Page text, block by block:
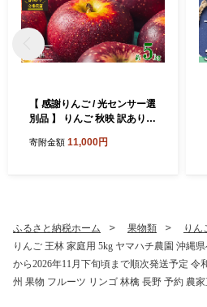
【 感謝りんご / 光センサー選
別品 】 りんご 秋映 訳あり 5
証 ながの農業協同組合 2026
[1202]
寄附金額 11,000円
ふるさと納税ホーム 果物類
りん
りんご 王林 家庭用 5kg ヤマハチ農園 沖縄
から2026年11月下旬頃まで順次発送予定 令
州 果物 フルーツ リンゴ 林檎 長野 予約 農